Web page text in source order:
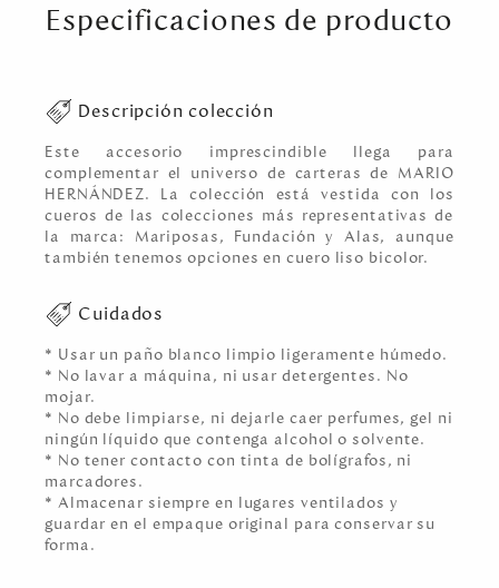
Especificaciones de producto
Descripción colección
Este accesorio imprescindible llega para
complementar el universo de carteras de MARIO
HERNÁNDEZ. La colección está vestida con los
cueros de las colecciones más representativas de
la marca: Mariposas, Fundación y Alas, aunque
también tenemos opciones en cuero liso bicolor.
Cuidados
* Usar un paño blanco limpio ligeramente húmedo.
* No lavar a máquina, ni usar detergentes. No
mojar.
* No debe limpiarse, ni dejarle caer perfumes, gel ni
ningún líquido que contenga alcohol o solvente.
* No tener contacto con tinta de bolígrafos, ni
marcadores.
* Almacenar siempre en lugares ventilados y
guardar en el empaque original para conservar su
forma.